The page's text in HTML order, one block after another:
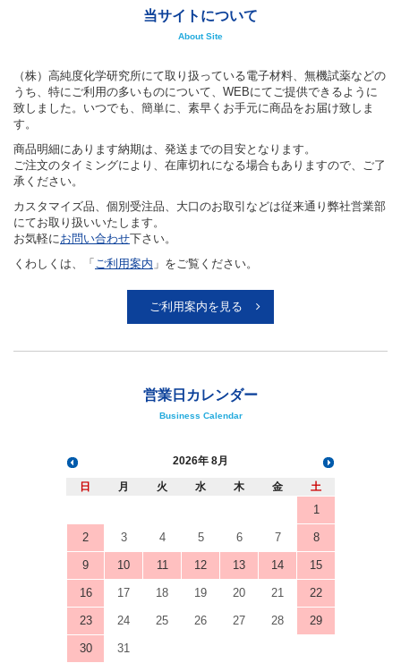
当サイトについて
About Site
（株）高純度化学研究所にて取り扱っている電子材料、無機試薬などの
うち、特にご利用の多いものについて、WEBにてご提供できるように
致しました。いつでも、簡単に、素早くお手元に商品をお届け致しま
す。
商品明細にあります納期は、発送までの目安となります。
ご注文のタイミングにより、在庫切れになる場合もありますので、ご了
承ください。
カスタマイズ品、個別受注品、大口のお取引などは従来通り弊社営業部
にてお取り扱いいたします。
お気軽にお問い合わせ下さい。
くわしくは、「 ご利用案内 」をご覧ください。
ご利用案内を見る
営業日カレンダー
Business Calendar
2026 8月
日 月 火 水 木 金 土
1
2 3 4 5 6 7 8
9 10 11 12 13 14 15
16 17 18 19 20 21 22
23 24 25 26 27 28 29
30
31